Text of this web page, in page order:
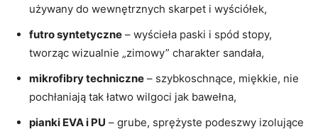
używany do wewnętrznych skarpet i wyściółek,
futro syntetyczne – wyścieła paski i spód stopy,
tworząc wizualnie „zimowy” charakter sandała,
mikrofibry techniczne – szybkoschnące, miękkie, nie
pochłaniają tak łatwo wilgoci jak bawełna,
pianki EVA i PU – grube, sprężyste podeszwy izolujące